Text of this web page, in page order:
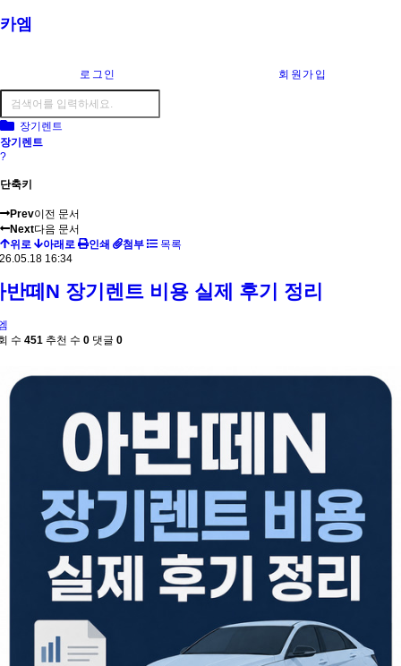
카엠
로그인 회원가입
장기렌트
장기렌트
?
단축키
Prev이전 문서
Next다음 문서
위로
아래로 인쇄 첨부
목록
16:34
반떼N 장기렌트 비용 실제 후기 정리
수 451 추천 수 0 댓글 0